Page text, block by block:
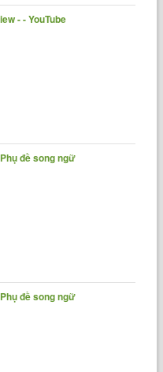
- - YouTube
đề song ngữ
đề song ngữ